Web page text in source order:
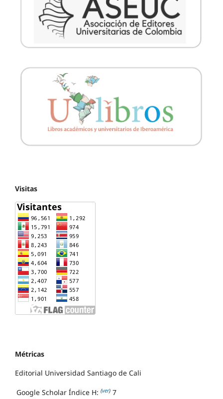
Visitas
Métricas
Editorial Universidad Santiago de Cali
Google Scholar Índice H: (ver) 7